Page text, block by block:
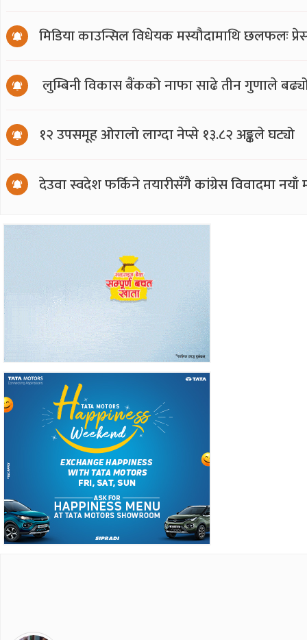
मिडिया काउन्सिल विधेयक मस्यौदामाथि छलफलः
लुम्बिनी विकास बैंकको नाफा साढे तीन गुणाले
१२ उपसमूह ओरालो लाग्दा नेप्से १३.८२ अङ्कले घट्यो
देउवा स्वदेश फर्किने तयारीसँगै कांग्रेस विवादमा